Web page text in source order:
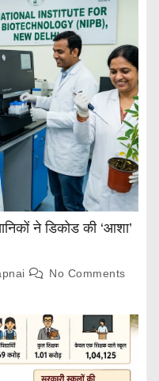
ने डिकोड की ‘आशा’
No Comments